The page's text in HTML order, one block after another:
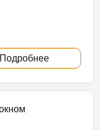
Подробнее